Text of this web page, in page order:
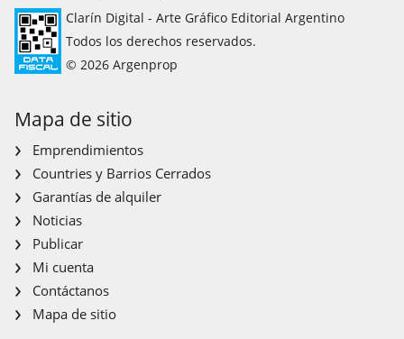
Clarín Digital - Arte Gráfico Editorial Argentino
Todos los derechos reservados.
© 2026 Argenprop
Mapa de sitio
Emprendimientos
Countries y Barrios Cerrados
Garantías de alquiler
Noticias
Publicar
Mi cuenta
Contáctanos
Mapa de sitio